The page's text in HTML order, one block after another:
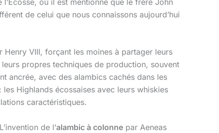
de celui que nous connaissons aujourd’hui
Henry VIII, forçant les moines à partager leurs
propres techniques de production, souvent
ancrée, avec des alambics cachés dans les
: les Highlands écossaises avec leurs whiskies
caractéristiques.
de l’alambic à colonne par Aeneas